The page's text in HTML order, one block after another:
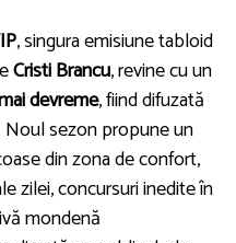
, singura emisiune tabloid
Cristi Brancu, revine cu un
devreme, fiind difuzată
Noul sezon propune un
din zona de confort,
zilei, concursuri inedite în
mondenă